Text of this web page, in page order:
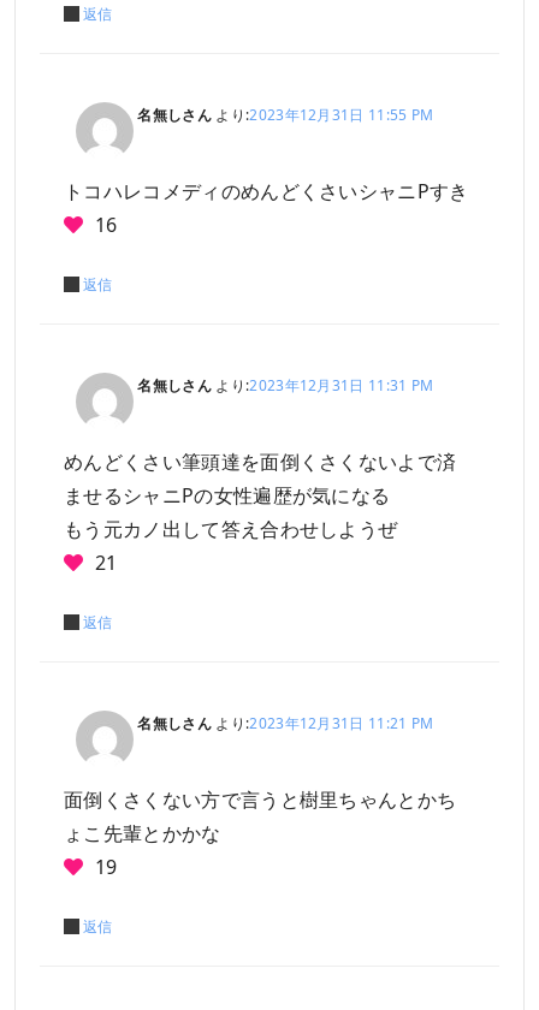
返信
名無しさん より:2023年12月31日 11:55 PM
トコハレコメディのめんどくさいシャニPすき
16
返信
名無しさん より:2023年12月31日 11:31 PM
めんどくさい筆頭達を面倒くさくないよで済
ませるシャニPの女性遍歴が気になる
もう元カノ出して答え合わせしようぜ
21
返信
名無しさん より:2023年12月31日 11:21 PM
面倒くさくない方で言うと樹里ちゃんとかち
ょこ先輩とかかな
19
返信